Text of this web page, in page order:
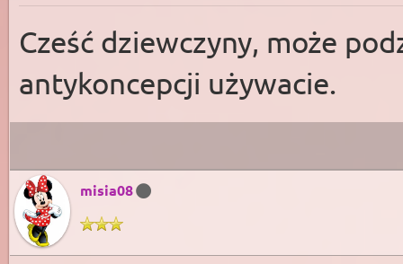
Cześć dziewczyny, może
antykoncepcji używacie.
misia08